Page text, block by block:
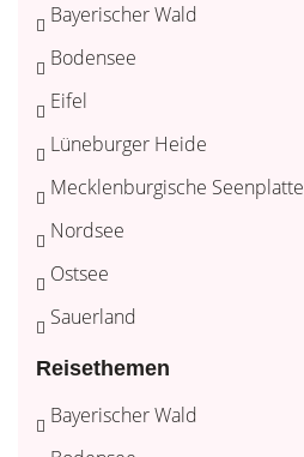
Bayerischer Wald
Bodensee
Eifel
Lüneburger Heide
Mecklenburgische Seenplatte
Nordsee
Ostsee
Sauerland
Reisethemen
Bayerischer Wald